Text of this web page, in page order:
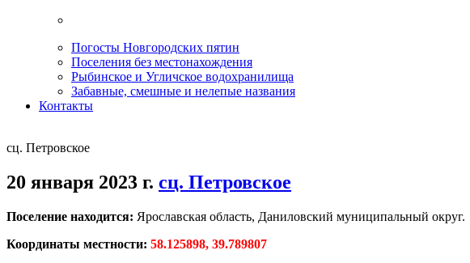
Погосты Новгородских пятин
Поселения без местонахождения
Рыбинское и Угличское водохранилища
Забавные, смешные и нелепые названия
Контакты
сц. Петровское
20 января 2023 г. сц. Петровское
Поселение находится: Ярославская область, Даниловский муниципальный округ.
Координаты местности: 58.125898, 39.789807